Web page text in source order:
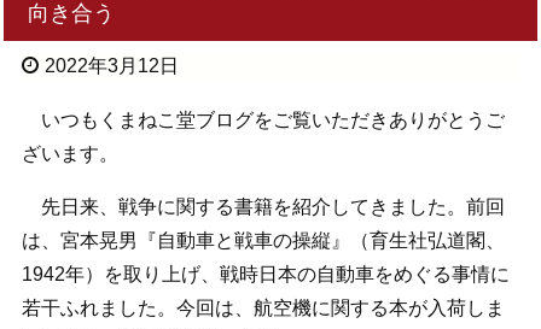
向き合う
2022年3月12日
いつもくまねこ堂ブログをご覧いただきありがとうご
ざいます。
先日来、戦争に関する書籍を紹介してきました。前回
は、宮本晃男『自動車と戦車の操縦』（育生社弘道閣、
1942年）を取り上げ、戦時日本の自動車をめぐる事情に
若干ふれました。今回は、航空機に関する本が入荷しま